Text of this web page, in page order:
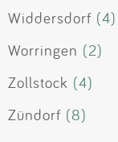
Widdersdorf (4)
Worringen (2)
Zollstock (4)
Zündorf (8)